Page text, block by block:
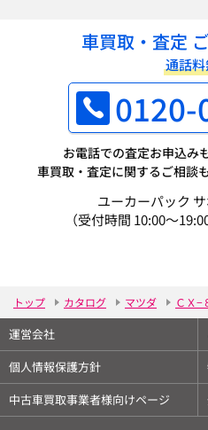
車買取・査定
通話
0120-
お電話での査定お申込み
車買取・査定に関するご相談
ユーカーパック
（受付時間 10:00～
トップ カタログ マツダ ＣＸ−
運営会社
個人情報保護方針
中古車買取事業者様向けページ